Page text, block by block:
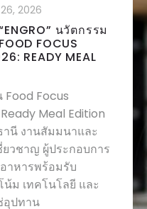
2026
นวัตกรรม
FOCUS
READY MEAL
Food Focus
Meal Edition
นี งานสัมมนาและ
วชาญ ผู้ประกอบการ
าหารพร้อมรับ
ม เทคโนโลยี และ
อุปทาน